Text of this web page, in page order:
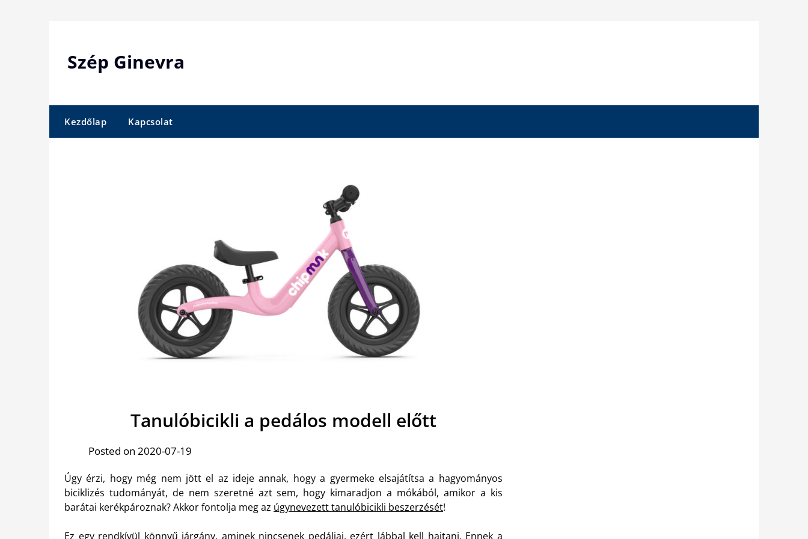
Szép Ginevra
Kezdőlap Kapcsolat
Tanulóbicikli a pedálos modell előtt
Posted on 2020-07-19
Úgy érzi, hogy még nem jött el az ideje annak, hogy a gyermeke elsajátítsa a hagyományos
biciklizés tudományát, de nem szeretné azt sem, hogy kimaradjon a mókából, amikor a kis
barátai kerékpároznak? Akkor fontolja meg az úgynevezett tanulóbicikli beszerzését!
Ez egy rendkívül könnyű járgány, aminek nincsenek pedáljai, ezért lábbal kell hajtani. Ennek a